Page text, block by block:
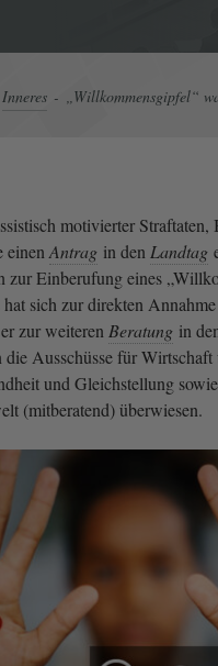
Inneres „Willkommensgipfel“
motivierter
Antrag in den Landtag
zur Einberufung eines
sich zur direkten
zur weiteren Beratung in
die Ausschüsse für
und Gleichstellung
(mitberatend) überwiesen.